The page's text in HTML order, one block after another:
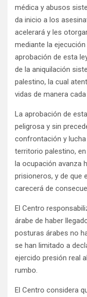
médica y abusos
da inicio a los
acelerará y les
mediante la
aprobación de esta
de la aniquilación
palestino, la cual
vidas de manera
La aprobación de
peligrosa y sin
confrontación y
territorio palestino,
la ocupación avanza
prisioneros, y de que
carecerá de
El Centro
árabe de haber
posturas árabes no
se han limitado a
ejercido presión real
rumbo.
El Centro considera